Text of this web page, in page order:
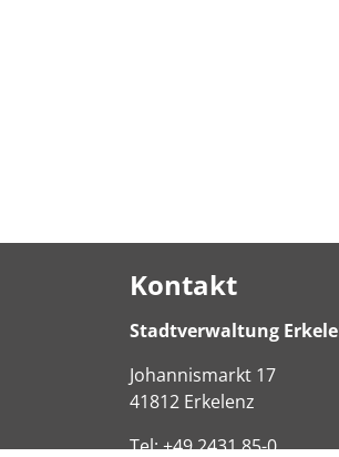
Kontakt
Stadtverwaltung
Johannismarkt 17
41812 Erkelenz
Tel:+49 2431 85-0